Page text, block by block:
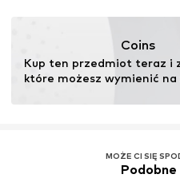
Coins
Kup ten przedmiot teraz i
które możesz wymienić na
MOŻE CI SIĘ